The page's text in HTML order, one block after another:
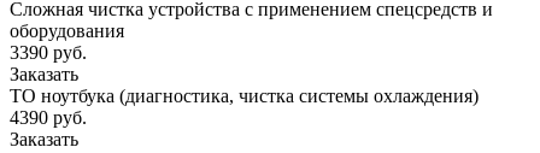
Сложная чистка устройства с применением спецсредств и
оборудования
3390 руб.
Заказать
ТО ноутбука (диагностика, чистка системы охлаждения)
4390 руб.
Заказать